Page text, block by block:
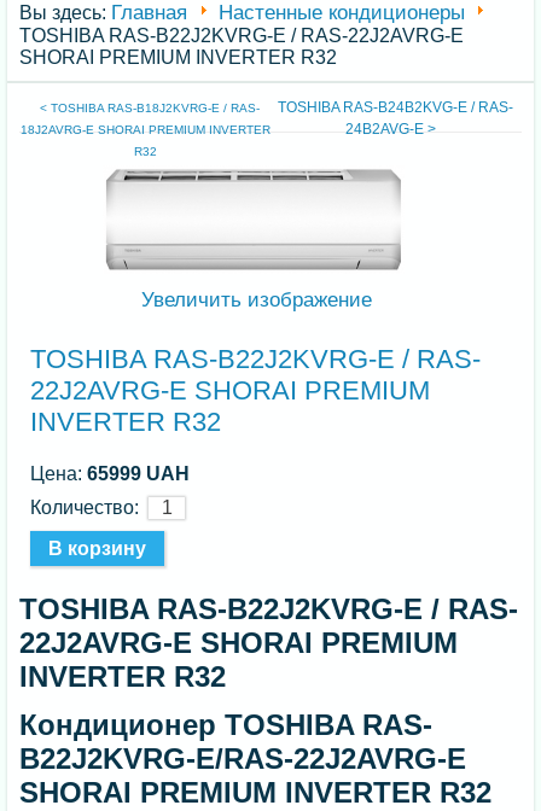
Вы здесь: Главная Настенные кондиционеры
TOSHIBA RAS-B22J2KVRG-E / RAS-22J2AVRG-E
SHORAI PREMIUM INVERTER R32
< TOSHIBA RAS-B18J2KVRG-E / RAS-
18J2AVRG-E SHORAI PREMIUM INVERTER
R32
TOSHIBA RAS-B24B2KVG-E / RAS-
24B2AVG-E >
Увеличить изображение
TOSHIBA RAS-B22J2KVRG-E / RAS-
22J2AVRG-E SHORAI PREMIUM
INVERTER R32
Цена:65999 UAH
Количество:
TOSHIBA RAS-B22J2KVRG-E / RAS-
22J2AVRG-E SHORAI PREMIUM
INVERTER R32
Кондиционер TOSHIBA RAS-
B22J2KVRG-E/RAS-22J2AVRG-E
SHORAI PREMIUM INVERTER R32